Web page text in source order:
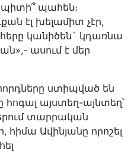
պիտի՞ պահեն։
էլ խելամիտ չէր,
կանիծեն` կդառնա
ասում է մեր
ստիպված են
հոգալ այստեղ-այնտեղ՝
տարրական
Ավինյանը որոշել